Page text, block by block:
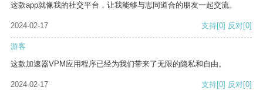
这款app就像我的社交平台，让我能够与志同道合的朋友一起交流。
2024-02-17 支持[0] 反对[0]
游客
这款加速器VPM应用程序已经为我们带来了无限的隐私和自由。
2024-02-17 支持[0] 反对[0]